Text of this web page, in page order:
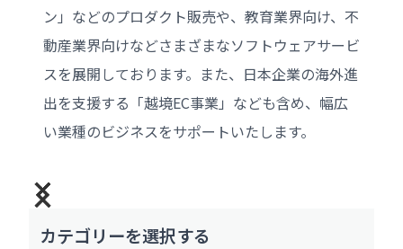
ン」などのプロダクト販売や、教育業界向け、不
動産業界向けなどさまざまなソフトウェアサービ
スを展開しております。また、日本企業の海外進
出を支援する「越境EC事業」なども含め、幅広
い業種のビジネスをサポートいたします。
カテゴリーを選択する